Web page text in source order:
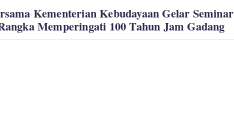
Kementerian Kebudayaan Gelar Seminar
Memperingati 100 Tahun Jam Gadang